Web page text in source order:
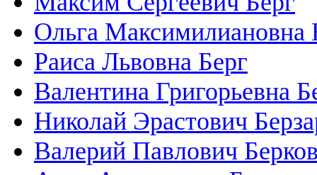
Ольга Максимилиановна
Раиса Львовна Берг
Валентина Григорьевна
Николай Эрастович
Валерий Павлович